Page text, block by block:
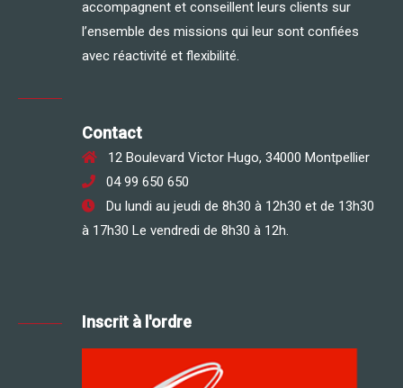
accompagnent et conseillent leurs clients sur
l’ensemble des missions qui leur sont confiées
avec réactivité et flexibilité.
Contact
12 Boulevard Victor Hugo, 34000 Montpellier
04 99 650 650
Du lundi au jeudi de 8h30 à 12h30 et de 13h30
à 17h30 Le vendredi de 8h30 à 12h.
Inscrit à l'ordre